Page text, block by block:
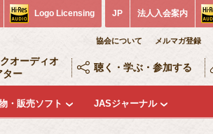
Logo Licensing JP 法人入会案内
協会について メルマガ登録
・販売ソフト JASジャーナル
オーディオ
ター
聴く・学ぶ・参加する